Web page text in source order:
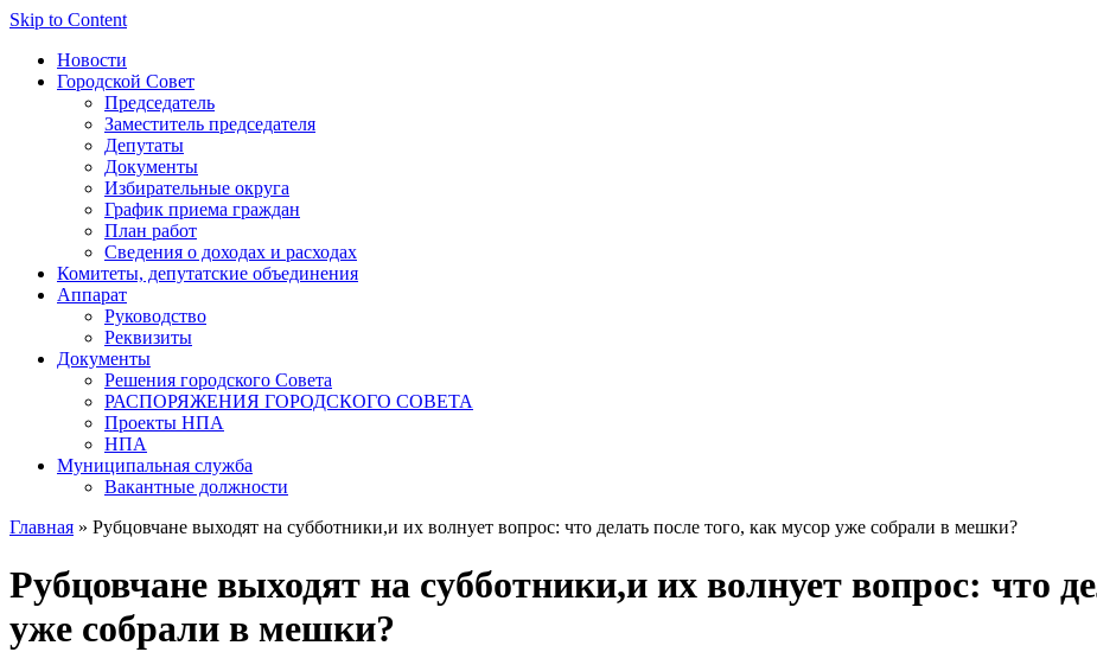
Skip to Content
Новости
Городской Совет
Председатель
Заместитель председателя
Депутаты
Документы
Избирательные округа
График приема граждан
План работ
Сведения о доходах и расходах
Комитеты, депутатские объединения
Аппарат
Руководство
Реквизиты
Документы
Решения городского Совета
РАСПОРЯЖЕНИЯ ГОРОДСКОГО СОВЕТА
Проекты НПА
НПА
Муниципальная служба
Вакантные должности
Главная » Рубцовчане выходят на субботники,и их волнует вопрос: что делать после того, как мусор уже собрали в мешки?
Рубцовчане выходят на субботники,и их волнует вопрос: что
уже собрали в мешки?